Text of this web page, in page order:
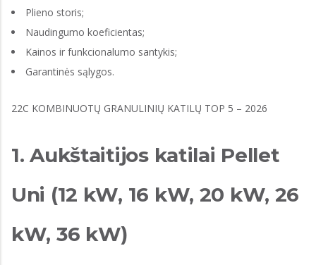
Plieno storis;
Naudingumo koeficientas;
Kainos ir funkcionalumo santykis;
Garantinės sąlygos.
22C KOMBINUOTŲ GRANULINIŲ KATILŲ TOP 5 – 2026
1. Aukštaitijos katilai Pellet
Uni (12 kW, 16 kW, 20 kW, 26
kW, 36 kW)